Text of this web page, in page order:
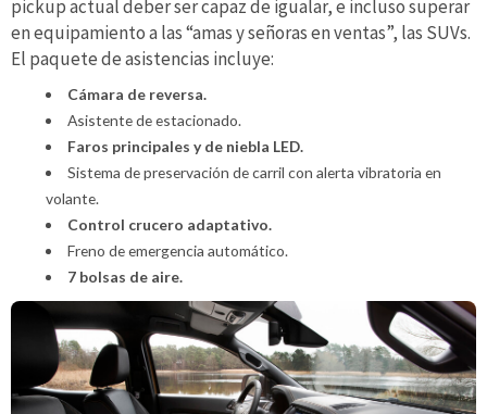
pickup actual deber ser capaz de igualar, e incluso superar
en equipamiento a las “amas y señoras en ventas”, las SUVs.
El paquete de asistencias incluye:
Cámara de reversa.
Asistente de estacionado.
Faros principales y de niebla LED.
Sistema de preservación de carril con alerta vibratoria en
volante.
Control crucero adaptativo.
Freno de emergencia automático.
7 bolsas de aire.